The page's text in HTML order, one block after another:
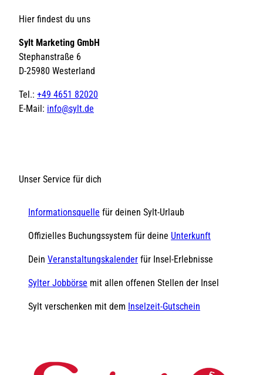
Hier findest du uns
Sylt Marketing GmbH
Stephanstraße 6
D-25980 Westerland
Tel.: +49 4651 82020
E-Mail: info@sylt.de
Unser Service für dich
Informationsquelle für deinen Sylt-Urlaub
Offizielles Buchungssystem für deine Unterkunft
Dein Veranstaltungskalender für Insel-Erlebnisse
Sylter Jobbörse mit allen offenen Stellen der Insel
Sylt verschenken mit dem Inselzeit-Gutschein